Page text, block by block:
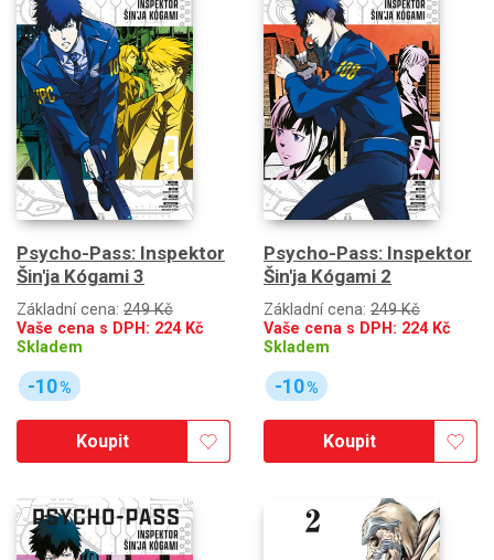
Psycho-Pass: Inspektor
Šin'ja Kógami 3
Základní cena: 249 Kč
Vaše cena s DPH: 224Kč
Skladem
-10%
Koupit
Psycho-Pass: Inspektor
Šin'ja Kógami 2
Základní cena: 249 Kč
Vaše cena s DPH: 224Kč
Skladem
-10%
Koupit